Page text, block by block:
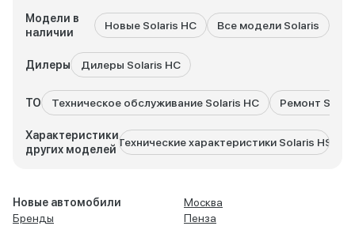
Модели в
наличии
Новые Solaris HC Все модели Solaris
Дилеры Дилеры Solaris HC
ТО Техническое обслуживание Solaris HC Ремонт
Характеристики
других моделей
Технические характеристики Solaris HS
Новые автомобили
Бренды
Москва
Пенза